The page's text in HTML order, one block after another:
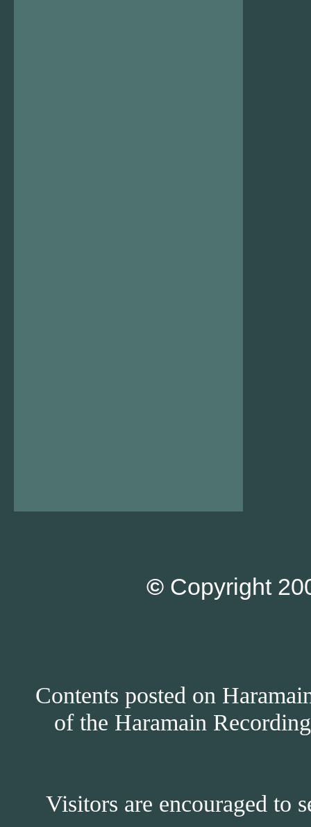
© Copyright
Contents posted on
of the Haramain
Visitors are encouraged to